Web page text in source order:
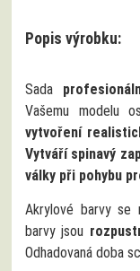
Popis výrobku:
Sada
Vašemu modelu
vytvoření
Vytváří spinavý
války při pohybu
Akrylové barvy se
barvy jsou
Odhadovaná doba